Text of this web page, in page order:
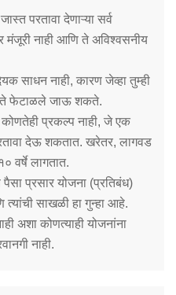
परतावा देणाऱ्या सर्व
मंजूरी नाही आणि ते अविश्वसनीय
साधन नाही, कारण जेव्हा तुम्ही
ते फेटाळले जाऊ शकते.
प्रकल्प नाही, जे एक
देऊ शकतात. खरेतर, लागवड
वर्षे लागतात.
प्रसार योजना (प्रतिबंध)
त्यांची साखळी हा गुन्हा आहे.
अशा कोणत्याही योजनांना
नाही.